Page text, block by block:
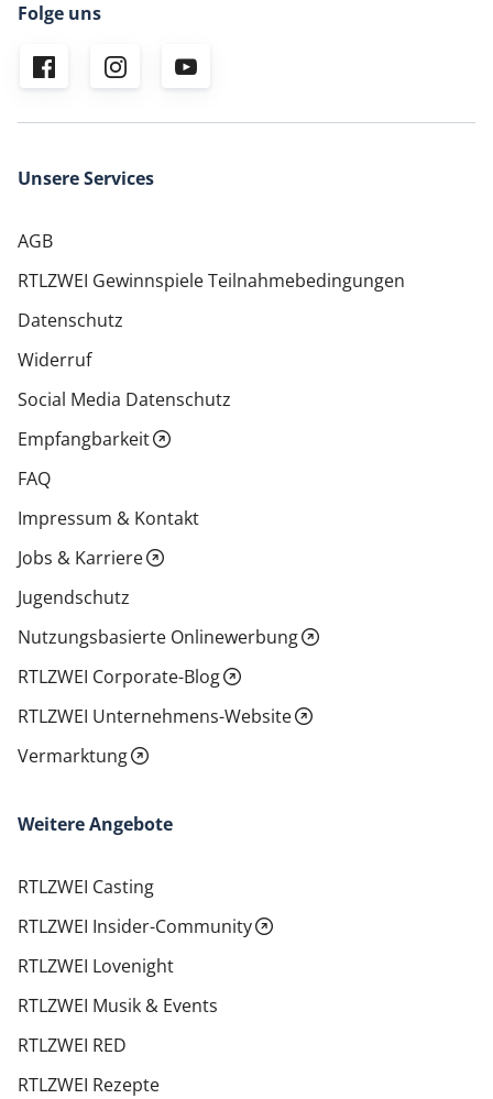
Folge uns
Unsere Services
AGB
RTLZWEI Gewinnspiele Teilnahmebedingungen
Datenschutz
Widerruf
Social Media Datenschutz
Empfangbarkeit
FAQ
Impressum & Kontakt
Jobs & Karriere
Jugendschutz
Nutzungsbasierte Onlinewerbung
RTLZWEI Corporate-Blog
RTLZWEI Unternehmens-Website
Vermarktung
Weitere Angebote
RTLZWEI Casting
RTLZWEI Insider-Community
RTLZWEI Lovenight
RTLZWEI Musik & Events
RTLZWEI RED
RTLZWEI Rezepte